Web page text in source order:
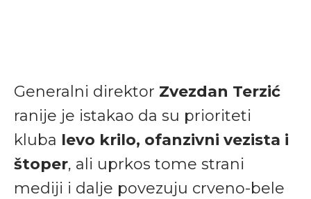
Generalni direktor Zvezdan Terzić
ranije je istakao da su prioriteti
kluba levo krilo, ofanzivni vezista i
štoper, ali uprkos tome strani
mediji i dalje povezuju crveno-bele